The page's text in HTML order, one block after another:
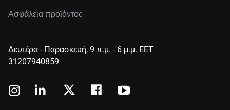
Ασφάλεια προϊόντος
Δευτέρα - Παρασκευή, 9 π.μ. - 6 μ.μ. EET
31207940859